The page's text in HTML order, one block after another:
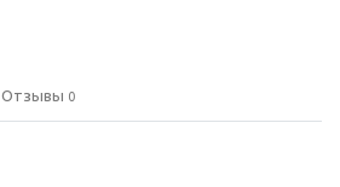
Отзывы 0